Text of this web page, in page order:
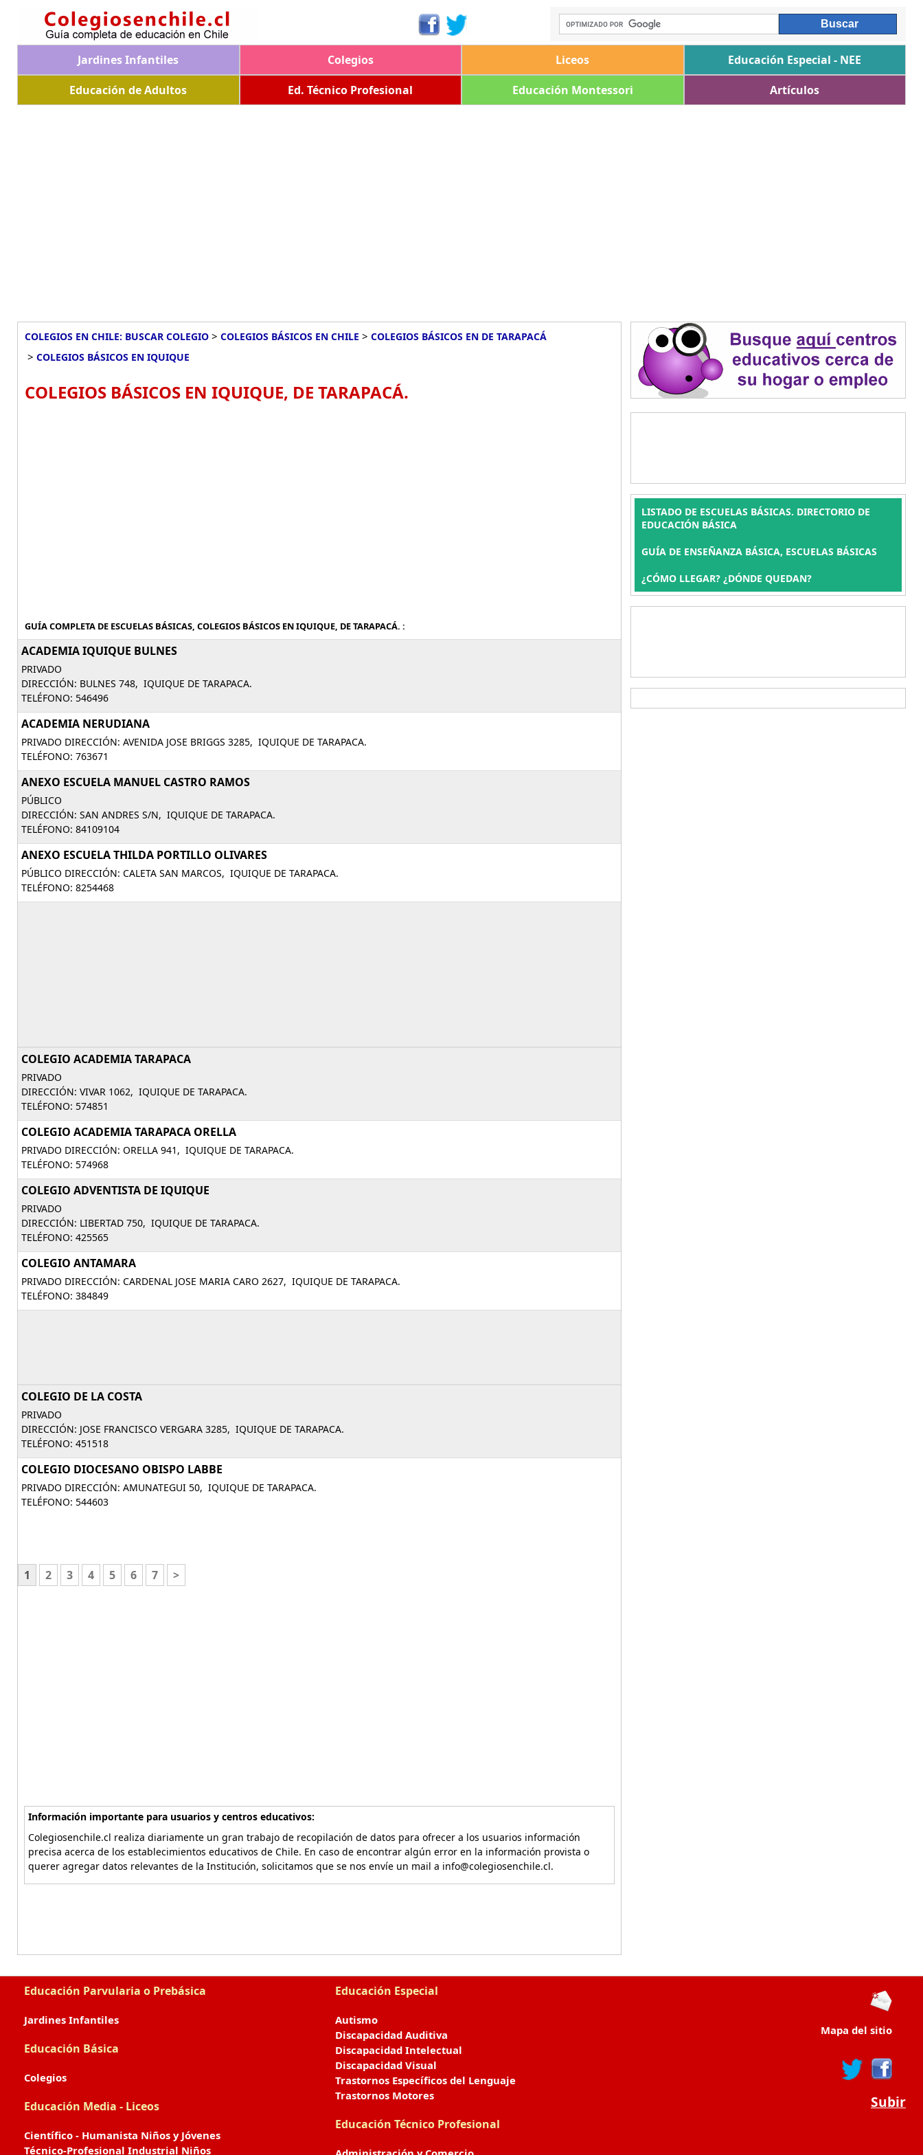
Jardines Infantiles Colegios Liceos
Educación Especial - NEE
Educación de Adultos
Ed. Técnico Profesional Educación Montessori Artículos
COLEGIOS EN CHILE: BUSCAR COLEGIO > COLEGIOS BÁSICOS EN CHILE > COLEGIOS BÁSICOS EN DE TARAPACÁ
> COLEGIOS BÁSICOS EN IQUIQUE
COLEGIOS BÁSICOS EN IQUIQUE, DE TARAPACÁ.
GUÍA COMPLETA DE ESCUELAS BÁSICAS, COLEGIOS BÁSICOS EN IQUIQUE, DE TARAPACÁ. :
ACADEMIA IQUIQUE BULNES
PRIVADO
DIRECCIÓN: BULNES 748, IQUIQUE DE TARAPACA.
TELÉFONO: 546496
ACADEMIA NERUDIANA
PRIVADO DIRECCIÓN: AVENIDA JOSE BRIGGS 3285, IQUIQUE DE TARAPACA.
TELÉFONO: 763671
ANEXO ESCUELA MANUEL CASTRO RAMOS
PÚBLICO
DIRECCIÓN: SAN ANDRES S/N, IQUIQUE DE TARAPACA.
TELÉFONO: 84109104
ANEXO ESCUELA THILDA PORTILLO OLIVARES
PÚBLICO DIRECCIÓN: CALETA SAN MARCOS, IQUIQUE DE TARAPACA.
TELÉFONO: 8254468
COLEGIO ACADEMIA TARAPACA
PRIVADO
DIRECCIÓN: VIVAR 1062, IQUIQUE DE TARAPACA.
TELÉFONO: 574851
COLEGIO ACADEMIA TARAPACA ORELLA
PRIVADO DIRECCIÓN: ORELLA 941, IQUIQUE DE TARAPACA.
TELÉFONO: 574968
COLEGIO ADVENTISTA DE IQUIQUE
PRIVADO
DIRECCIÓN: LIBERTAD 750, IQUIQUE DE TARAPACA.
TELÉFONO: 425565
COLEGIO ANTAMARA
PRIVADO DIRECCIÓN: CARDENAL JOSE MARIA CARO 2627, IQUIQUE DE TARAPACA.
TELÉFONO: 384849
COLEGIO DE LA COSTA
PRIVADO
DIRECCIÓN: JOSE FRANCISCO VERGARA 3285, IQUIQUE DE TARAPACA.
TELÉFONO: 451518
COLEGIO DIOCESANO OBISPO LABBE
PRIVADO DIRECCIÓN: AMUNATEGUI 50, IQUIQUE DE TARAPACA.
TELÉFONO: 544603
1 2 3 4 5 6 7 >
Información importante para usuarios y centros educativos:
Colegiosenchile.cl realiza diariamente un gran trabajo de recopilación de datos para ofrecer a los usuarios información
precisa acerca de los establecimientos educativos de Chile. En caso de encontrar algún error en la información provista o
querer agregar datos relevantes de la Institución, solicitamos que se nos envíe un mail a info@colegiosenchile.cl.
LISTADO DE ESCUELAS BÁSICAS. DIRECTORIO DE
EDUCACIÓN BÁSICA
GUÍA DE ENSEÑANZA BÁSICA, ESCUELAS BÁSICAS
¿CÓMO LLEGAR? ¿DÓNDE QUEDAN?
Educación Parvularia o Prebásica
Jardines Infantiles
Educación Básica
Colegios
Educación Media - Liceos
Científico - Humanista Niños y Jóvenes
Técnico-Profesional Industrial Niños
Educación Especial
Autismo
Discapacidad Auditiva
Discapacidad Intelectual
Discapacidad Visual
Trastornos Específicos del Lenguaje
Trastornos Motores
Educación Técnico Profesional
Mapa del sitio
Subir